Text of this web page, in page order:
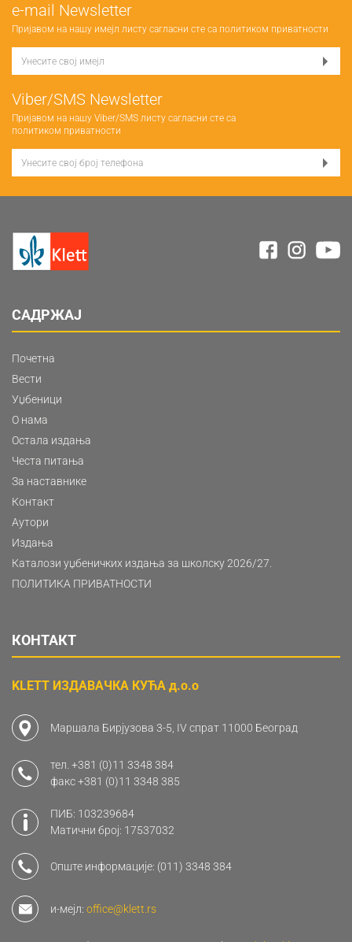
е-mail Newsletter
Пријавом на нашу имејл листу сагласни сте са политиком приватности
Viber/SMS Newsletter
Пријавом на нашу Viber/SMS листу сагласни сте са
политиком приватности
САДРЖАЈ
Почетна
Вести
Уџбеници
О нама
Остала издања
Честа питања
За наставнике
Контакт
Аутори
Издања
Каталози уџбеничких издања за школску 2026/27.
ПОЛИТИКА ПРИВАТНОСТИ
КОНТАКТ
KLETT ИЗДАВАЧКА КУЋА д.о.о
Маршала Бирјузова 3-5, IV спрат 11000 Београд
тел. +381 (0)11 3348 384
факс+381 (0)11 3348 385
ПИБ: 103239684
Матични број: 17537032
Опште информације: (011) 3348 384
и-мејл: office@klett.rs